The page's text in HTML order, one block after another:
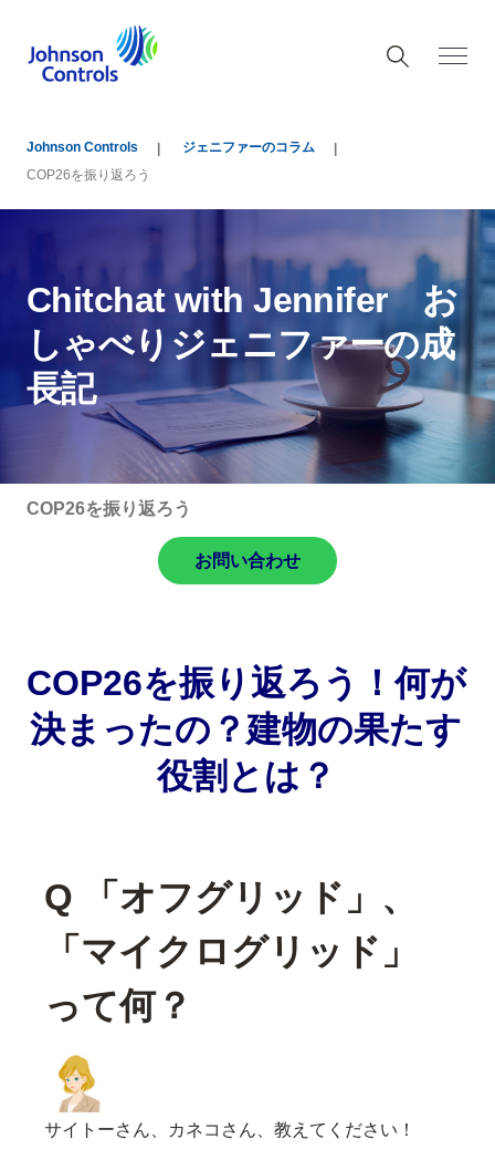
Johnson Controls
ジェニファーのコラム
COP26を振り返ろう
Chitchat with Jennifer お
しゃべりジェニファーの成
長記
COP26を振り返ろう
お問い合わせ
COP26を振り返ろう！何が
決まったの？建物の果たす
役割とは？
Q 「オフグリッド」、
「マイクログリッド」
って何？
サイトーさん、カネコさん、教えてください！